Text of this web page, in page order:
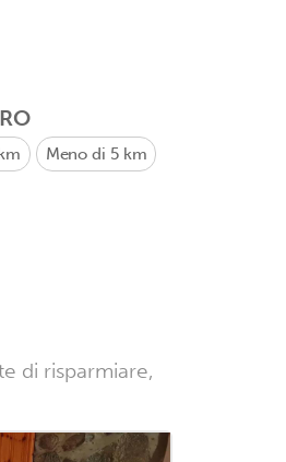
Meno di 5 km
di risparmiare,